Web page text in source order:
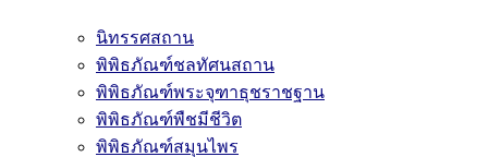
นิทรรศสถาน
พิพิธภัณฑ์ชลทัศนสถาน
พิพิธภัณฑ์พระจุฑาธุชราชฐาน
พิพิธภัณฑ์พืชมีชีวิต
พิพิธภัณฑ์สมุนไพร